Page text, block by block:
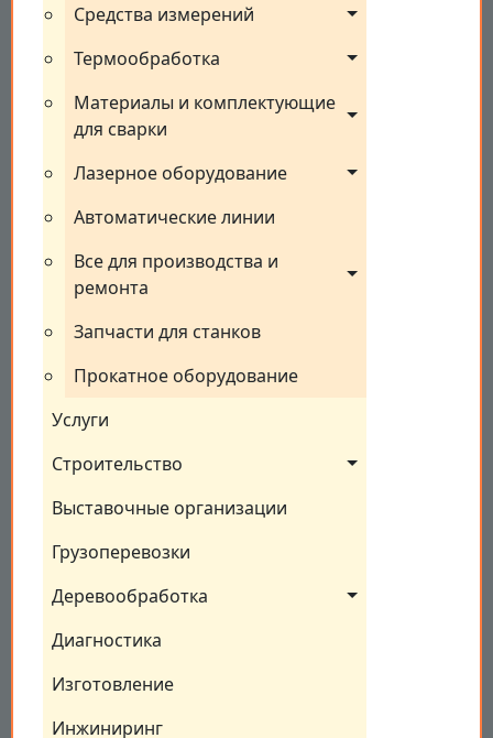
Средства измерений
Термообработка
Материалы и комплектующие
для сварки
Лазерное оборудование
Автоматические линии
Все для производства и
ремонта
Запчасти для станков
Прокатное оборудование
Услуги
Строительство
Выставочные организации
Грузоперевозки
Деревообработка
Диагностика
Изготовление
Инжиниринг